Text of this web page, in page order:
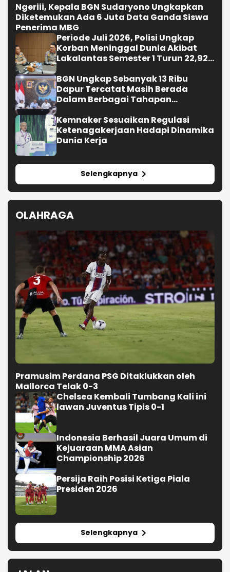
Ngeriii, Kepala BGN Sudaryono Ungkapkan
Diketemukan Ada 6 Juta Data Ganda Siswa
Penerima MBG
Periode Juli 2026, Polisi Ungkap
Korban Meninggal Dunia Akibat
Lakalantas Semester 1 Turun 22,92
BGN Ungkap Sebanyak 13 Ribu
Dapur Tercatat Masih Berada
Dalam Berbagai Tahapan
Siap Beroperasi
Kemnaker Sesuaikan Regulasi
Ketenagakerjaan Hadapi Dinamika
Dunia Kerja
Selengkapnya
OLAHRAGA
Pramusim Perdana PSG Ditaklukkan oleh
Mallorca Telak 0-3
Chelsea Kembali Tumbang Kali ini
lawan Juventus Tipis 0-1
Indonesia Berhasil Juara Umum di
Kejuaraan MMA Asian
Championship 2026
Persija Raih Posisi Ketiga Piala
Presiden 2026
Selengkapnya